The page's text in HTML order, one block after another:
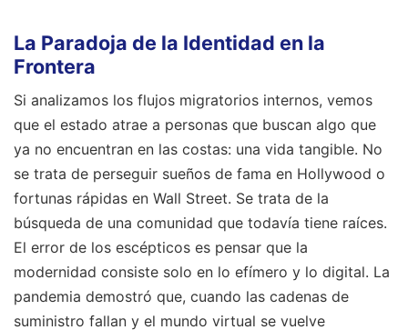
La Paradoja de la Identidad en la
Frontera
Si analizamos los flujos migratorios internos, vemos
que el estado atrae a personas que buscan algo que
ya no encuentran en las costas: una vida tangible. No
se trata de perseguir sueños de fama en Hollywood o
fortunas rápidas en Wall Street. Se trata de la
búsqueda de una comunidad que todavía tiene raíces.
El error de los escépticos es pensar que la
modernidad consiste solo en lo efímero y lo digital. La
pandemia demostró que, cuando las cadenas de
suministro fallan y el mundo virtual se vuelve